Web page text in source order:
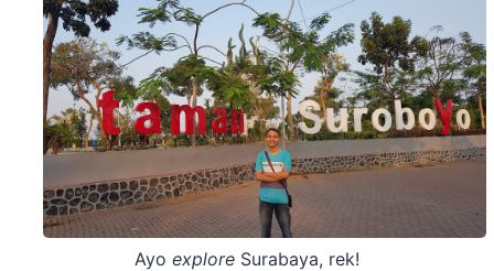
Ayo explore Surabaya, rek!